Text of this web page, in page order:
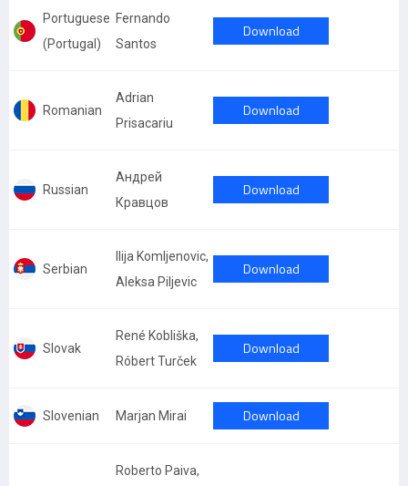
Portuguese
(Portugal)
Fernando
Santos
Download
Romanian
Adrian
Prisacariu
Download
Russian
Андрей
Кравцов
Download
Serbian
Ilija Komljenovic,
Aleksa Piljevic
Download
Slovak
René Kobliška,
Róbert Turček
Download
Slovenian Marjan Mirai Download
Roberto Paiva,